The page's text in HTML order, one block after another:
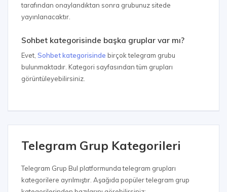
tarafından onaylandıktan sonra grubunuz sitede
yayınlanacaktır.
Sohbet kategorisinde başka gruplar var mı?
Evet, Sohbet kategorisinde birçok telegram grubu
bulunmaktadır. Kategori sayfasından tüm grupları
görüntüleyebilirsiniz.
Telegram Grup Kategorileri
Telegram Grup Bul platformunda telegram grupları
kategorilere ayrılmıştır. Aşağıda popüler telegram grup